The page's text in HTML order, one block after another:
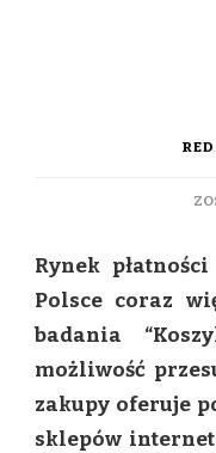
Rynek
Polsce coraz
badania
możliwość
zakupy oferuje
sklepów